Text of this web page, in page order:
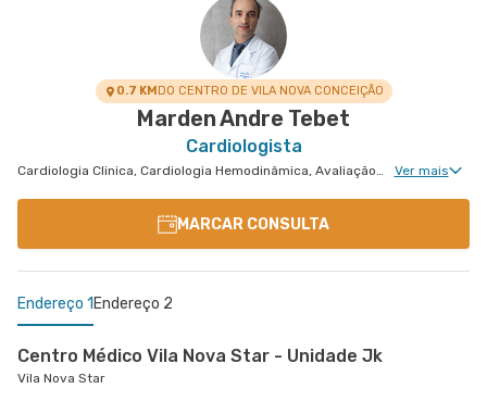
0.7 KMDO CENTRO DE VILA NOVA CONCEIÇÃO
Marden Andre Tebet
Cardiologista
Cardiologia Clinica, Cardiologia Hemodinâmica, Avaliação de Cateterismo Cardíaco Ver mais
MARCAR CONSULTA
Endereço 1 Endereço 2
Centro Médico Vila Nova Star - Unidade Jk
Vila Nova Star